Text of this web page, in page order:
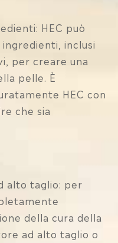
HEC può
inclusi
per creare una
pelle. È
HEC con
che sia
alto taglio: per
della cura della
ad alto taglio o